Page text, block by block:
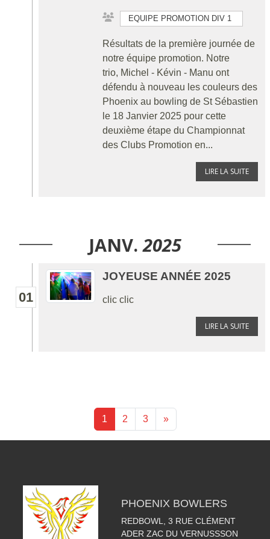
EQUIPE PROMOTION DIV 1
Résultats de la première journée de
notre équipe promotion. Notre
trio, Michel - Kévin - Manu ont
défendu à nouveau les couleurs des
Phoenix au bowling de St Sébastien
le 18 Janvier 2025 pour cette
deuxième étape du Championnat
des Clubs Promotion en...
LIRE LA SUITE
JANV. 2025
01
JOYEUSE ANNÉE 2025
clic clic
LIRE LA SUITE
1 2 3 »
PHOENIX BOWLERS
REDBOWL, 3 RUE CLÉMENT
ADER ZAC DU VERNUSSSON